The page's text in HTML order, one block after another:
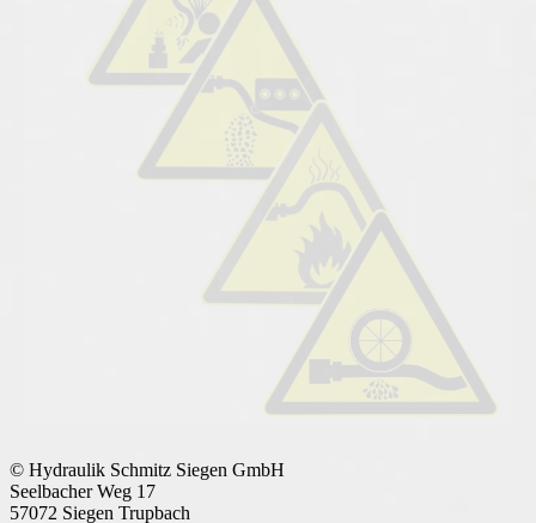
© Hydraulik Schmitz Siegen GmbH
Seelbacher Weg 17
57072 Siegen Trupbach